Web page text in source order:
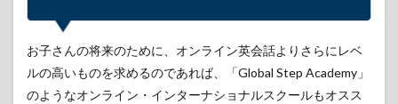
お子さんの将来のために、オンライン英会話よりさらにレベ
ルの高いものを求めるのであれば、「Global Step Academy」
のようなオンライン・インターナショナルスクールもオスス